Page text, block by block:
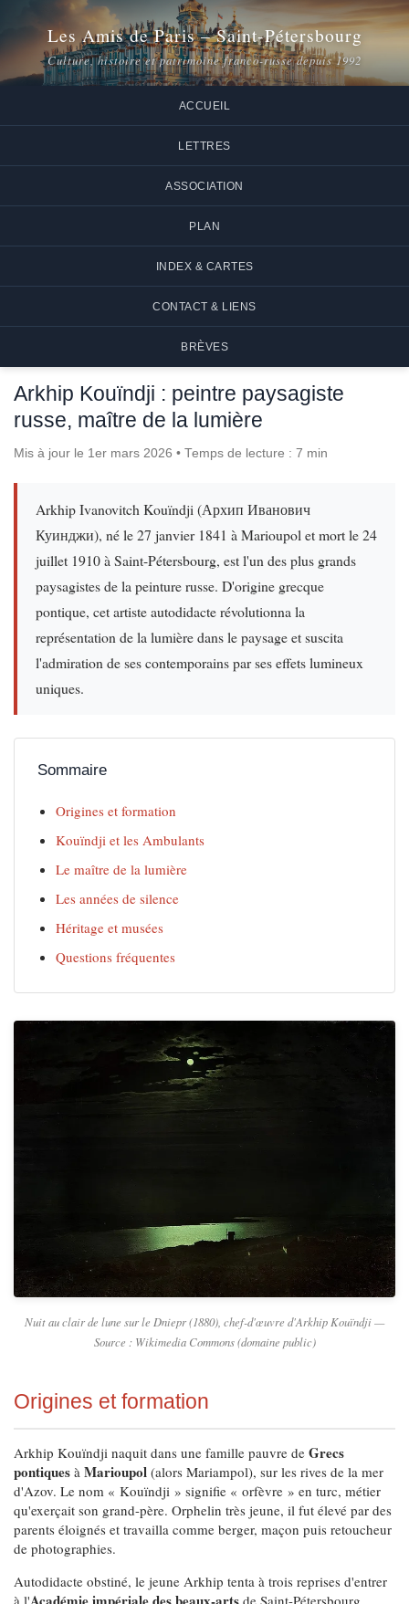
Les Amis de Paris – Saint-Pétersbourg
Culture, histoire et patrimoine franco-russe depuis 1992
ACCUEIL
LETTRES
ASSOCIATION
PLAN
INDEX & CARTES
CONTACT & LIENS
BRÈVES
Arkhip Kouïndji : peintre paysagiste
russe, maître de la lumière
Mis à jour le 1er mars 2026 • Temps de lecture : 7 min
Arkhip Ivanovitch Kouïndji (Архип Иванович
Куинджи), né le 27 janvier 1841 à Marioupol et mort le 24
juillet 1910 à Saint-Pétersbourg, est l'un des plus grands
paysagistes de la peinture russe. D'origine grecque
pontique, cet artiste autodidacte révolutionna la
représentation de la lumière dans le paysage et suscita
l'admiration de ses contemporains par ses effets lumineux
uniques.
Sommaire
Origines et formation
Kouïndji et les Ambulants
Le maître de la lumière
Les années de silence
Héritage et musées
Questions fréquentes
Nuit au clair de lune sur le Dniepr(1880), chef-d'œuvre d'Arkhip Kouïndji —
Source : Wikimedia Commons (domaine public)
Origines et formation
Arkhip Kouïndji naquit dans une famille pauvre de Grecs
pontiques à Marioupol (alors Mariampol), sur les rives de la mer
d'Azov. Le nom « Kouïndji » signifie « orfèvre » en turc, métier
qu'exerçait son grand-père. Orphelin très jeune, il fut élevé par des
parents éloignés et travailla comme berger, maçon puis retoucheur
de photographies.
Autodidacte obstiné, le jeune Arkhip tenta à trois reprises d'entrer
à l'Académie impériale des beaux-arts de Saint-Pétersbourg.